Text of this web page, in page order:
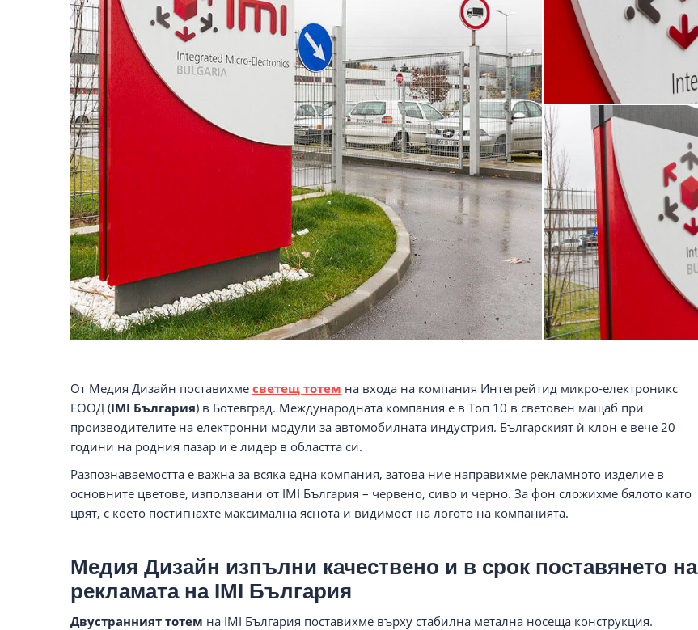
От Медия Дизайн поставихме светещ тотем на входа на компания Интегрейтид микро-електроникс
ЕООД (IMI България) в Ботевград. Международната компания е в Топ 10 в световен мащаб при
производителите на електронни модули за автомобилната индустрия. Българският ѝ клон е вече 20
години на родния пазар и е лидер в областта си.
Разпознаваемостта е важна за всяка една компания, затова ние направихме рекламното изделие в
основните цветове, използвани от IMI България – червено, сиво и черно. За фон сложихме бялото като
цвят, с което постигнахте максимална яснота и видимост на логото на компанията.
Медия Дизайн изпълни качествено и в срок поставянето на
рекламата на IMI България
Двустранният тотем на IMI България поставихме върху стабилна метална носеща конструкция.